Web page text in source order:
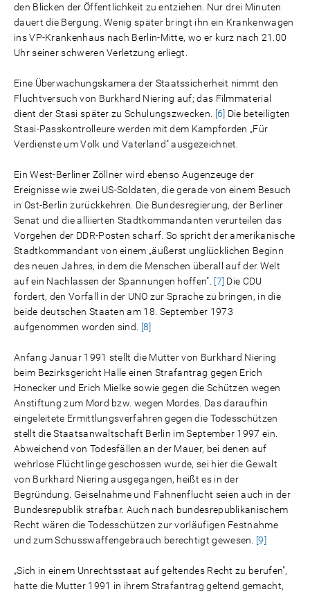
den Blicken der Öffentlichkeit zu entziehen. Nur drei Minuten
dauert die Bergung. Wenig später bringt ihn ein Krankenwagen
ins VP-Krankenhaus nach Berlin-Mitte, wo er kurz nach 21.00
Uhr seiner schweren Verletzung erliegt.
Eine Überwachungskamera der Staatssicherheit nimmt den
Fluchtversuch von Burkhard Niering auf; das Filmmaterial
dient der Stasi später zu Schulungszwecken. [6] Die beteiligten
Stasi-Passkontrolleure werden mit dem Kampforden „Für
Verdienste um Volk und Vaterland" ausgezeichnet.
Ein West-Berliner Zöllner wird ebenso Augenzeuge der
Ereignisse wie zwei US-Soldaten, die gerade von einem Besuch
in Ost-Berlin zurückkehren. Die Bundesregierung, der Berliner
Senat und die alliierten Stadtkommandanten verurteilen das
Vorgehen der DDR-Posten scharf. So spricht der amerikanische
Stadtkommandant von einem „äußerst unglücklichen Beginn
des neuen Jahres, in dem die Menschen überall auf der Welt
auf ein Nachlassen der Spannungen hoffen". [7] Die CDU
fordert, den Vorfall in der UNO zur Sprache zu bringen, in die
beide deutschen Staaten am 18. September 1973
aufgenommen worden sind. [8]
Anfang Januar 1991 stellt die Mutter von Burkhard Niering
beim Bezirksgericht Halle einen Strafantrag gegen Erich
Honecker und Erich Mielke sowie gegen die Schützen wegen
Anstiftung zum Mord bzw. wegen Mordes. Das daraufhin
eingeleitete Ermittlungsverfahren gegen die Todesschützen
stellt die Staatsanwaltschaft Berlin im September 1997 ein.
Abweichend von Todesfällen an der Mauer, bei denen auf
wehrlose Flüchtlinge geschossen wurde, sei hier die Gewalt
von Burkhard Niering ausgegangen, heißt es in der
Begründung. Geiselnahme und Fahnenflucht seien auch in der
Bundesrepublik strafbar. Auch nach bundesrepublikanischem
Recht wären die Todesschützen zur vorläufigen Festnahme
und zum Schusswaffengebrauch berechtigt gewesen. [9]
„Sich in einem Unrechtsstaat auf geltendes Recht zu berufen",
hatte die Mutter 1991 in ihrem Strafantrag geltend gemacht,